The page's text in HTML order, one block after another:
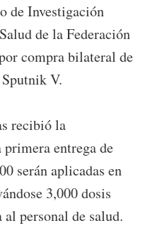
de Investigación
de la Federación
compra bilateral de
V.
recibió la
entrega de
serán aplicadas en
3,000 dosis
personal de salud.